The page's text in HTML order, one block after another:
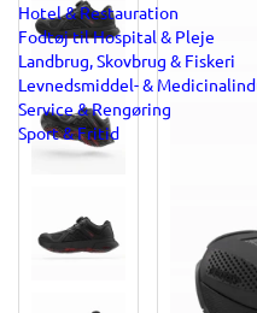
Hotel & Restauration
Fodtøj til Hospital & Pleje
Landbrug, Skovbrug & Fiskeri
Levnedsmiddel- &
Service & Rengøring
Sport & Fritid